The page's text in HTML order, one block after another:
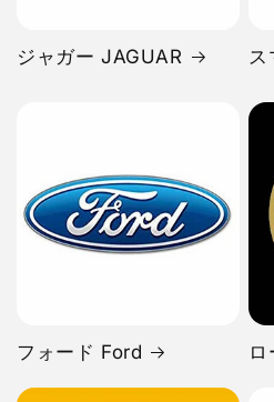
ジャガー JAGUAR ス
フォード Ford